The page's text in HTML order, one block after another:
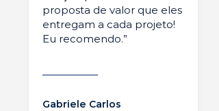
proposta de valor que eles
entregam a cada projeto!
Eu recomendo.”
Gabriele Carlos